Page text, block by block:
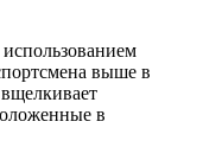
выше в
в